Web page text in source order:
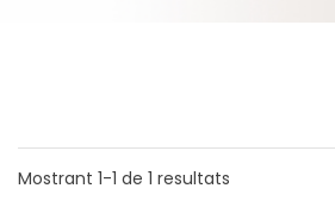
Mostrant 1-1 de 1 resultats